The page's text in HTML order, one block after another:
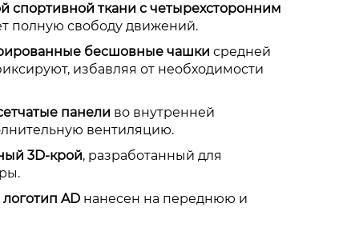
спортивной ткани с четырехсторонним
полную свободу движений.
бесшовные чашки средней
избавляя от необходимости
панели во внутренней
вентиляцию.
3D-крой, разработанный для
логотип ADнанесен на переднюю и